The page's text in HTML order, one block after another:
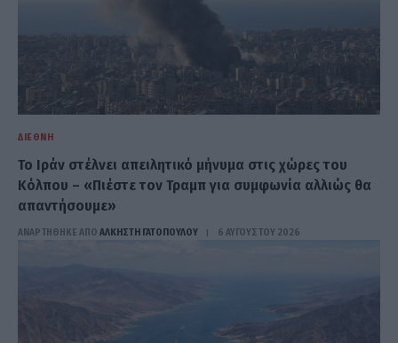
ΔΙΕΘΝΉ
Το Ιράν στέλνει απειλητικό μήνυμα στις χώρες του
Κόλπου – «Πιέστε τον Τραμπ για συμφωνία αλλιώς θα
απαντήσουμε»
ΑΝΑΡΤΗΘΗΚΕ ΑΠΟ ΆΛΚΗΣΤΗ ΓΑΤΟΠΟΎΛΟΥ 6 ΑΥΓΟΎΣΤΟΥ 2026